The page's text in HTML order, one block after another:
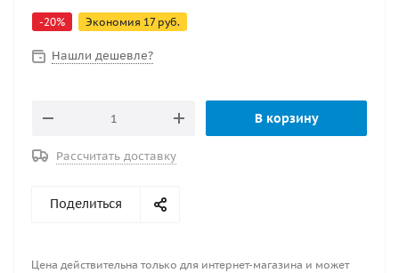
-20% Экономия 17руб.
Нашли дешевле?
В корзину
Рассчитать доставку
Поделиться
Цена действительна только для интернет-магазина и может